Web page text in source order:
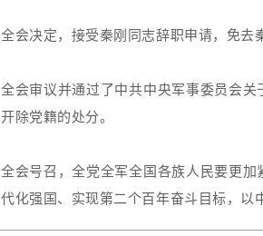
全会决定，接受秦刚同志辞职申请，免去
全会审议并通过了中共中央军事委员会
开除党籍的处分。
全会号召，全党全军全国各族人民要更
代化强国、实现第二个百年奋斗目标，